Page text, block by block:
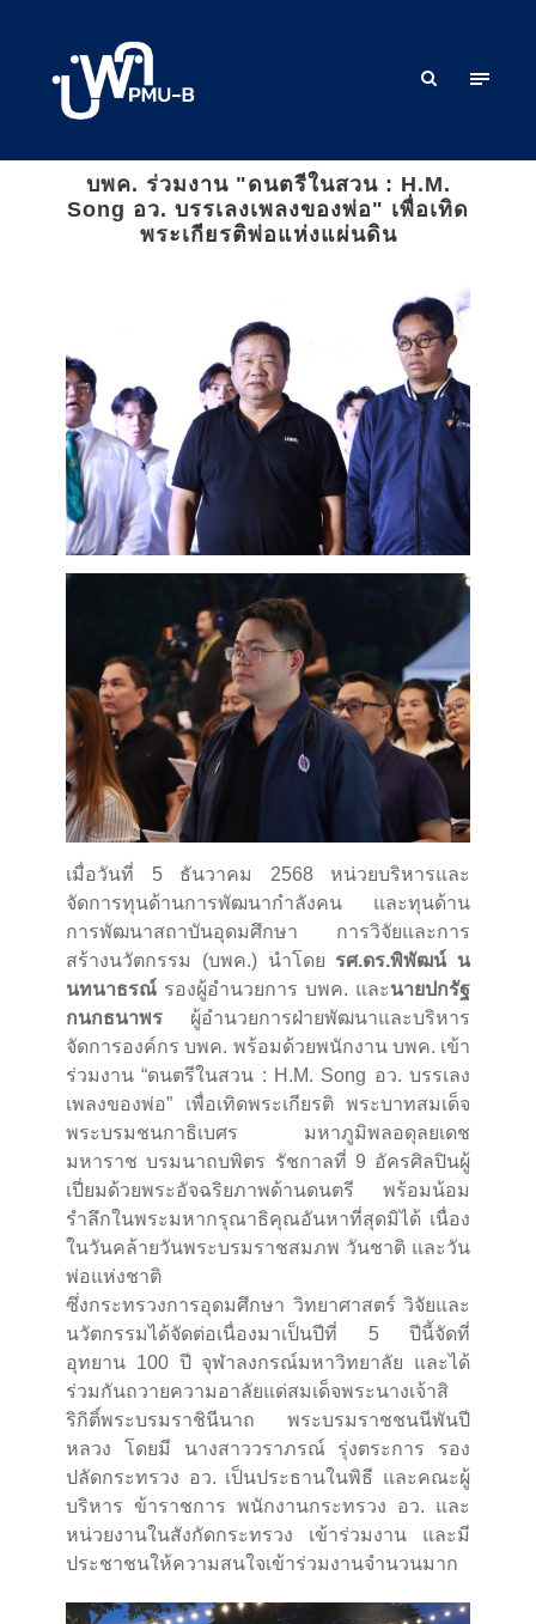
บพค. ร่วมงาน "ดนตรีในสวน : H.M.
Song อว. บรรเลงเพลงของพ่อ" เพื่อเทิด
พระเกียรติพ่อแห่งแผ่นดิน
เมื่อวันที่ 5 ธันวาคม 2568 หน่วยบริหารและ
จัดการทุนด้านการพัฒนากำลังคน และทุนด้าน
การพัฒนาสถาบันอุดมศึกษา การวิจัยและการ
สร้างนวัตกรรม (บพค.) นำโดย รศ.ดร.พิพัฒน์ น
นทนาธรณ์ รองผู้อำนวยการ บพค. และนายปกรัฐ
กนกธนาพร ผู้อำนวยการฝ่ายพัฒนาและบริหาร
จัดการองค์กร บพค. พร้อมด้วยพนักงาน บพค. เข้า
ร่วมงาน “ดนตรีในสวน : H.M. Song อว. บรรเลง
เพลงของพ่อ” เพื่อเทิดพระเกียรติ พระบาทสมเด็จ
พระบรมชนกาธิเบศร มหาภูมิพลอดุลยเดช
มหาราช บรมนาถบพิตร รัชกาลที่ 9 อัครศิลปินผู้
เปี่ยมด้วยพระอัจฉริยภาพด้านดนตรี พร้อมน้อม
รำลึกในพระมหากรุณาธิคุณอันหาที่สุดมิได้ เนื่อง
ในวันคล้ายวันพระบรมราชสมภพ วันชาติ และวัน
พ่อแห่งชาติ
ซึ่งกระทรวงการอุดมศึกษา วิทยาศาสตร์ วิจัยและ
นวัตกรรมได้จัดต่อเนื่องมาเป็นปีที่ 5 ปีนี้จัดที่
อุทยาน 100 ปี จุฬาลงกรณ์มหาวิทยาลัย และได้
ร่วมกันถวายความอาลัยแด่สมเด็จพระนางเจ้าสิ
ริกิติ์พระบรมราชินีนาถ พระบรมราชชนนีพันปี
หลวง โดยมี นางสาววราภรณ์ รุ่งตระการ รอง
ปลัดกระทรวง อว. เป็นประธานในพิธี และคณะผู้
บริหาร ข้าราชการ พนักงานกระทรวง อว. และ
หน่วยงานในสังกัดกระทรวง เข้าร่วมงาน และมี
ประชาชนให้ความสนใจเข้าร่วมงานจำนวนมาก